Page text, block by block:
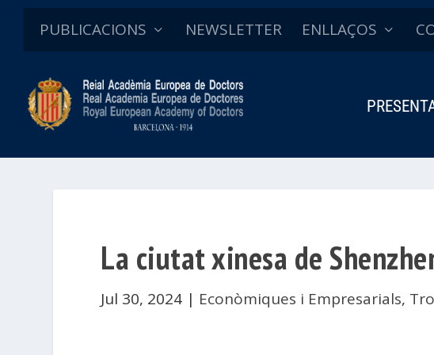
PUBLICACIONS NEWSLETTER ENLLAÇOS
La ciutat xinesa de
Jul 30, 2024 | Econòmiques i Empresarials,